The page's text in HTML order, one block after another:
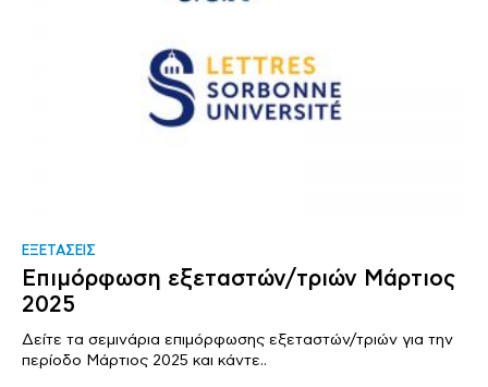
ΕΞΕΤΑΣΕΙΣ
Επιμόρφωση εξεταστών/τριών Μάρτιος
2025
Δείτε τα σεμινάρια επιμόρφωσης εξεταστών/τριών για την
περίοδο Μάρτιος 2025 και κάντε..